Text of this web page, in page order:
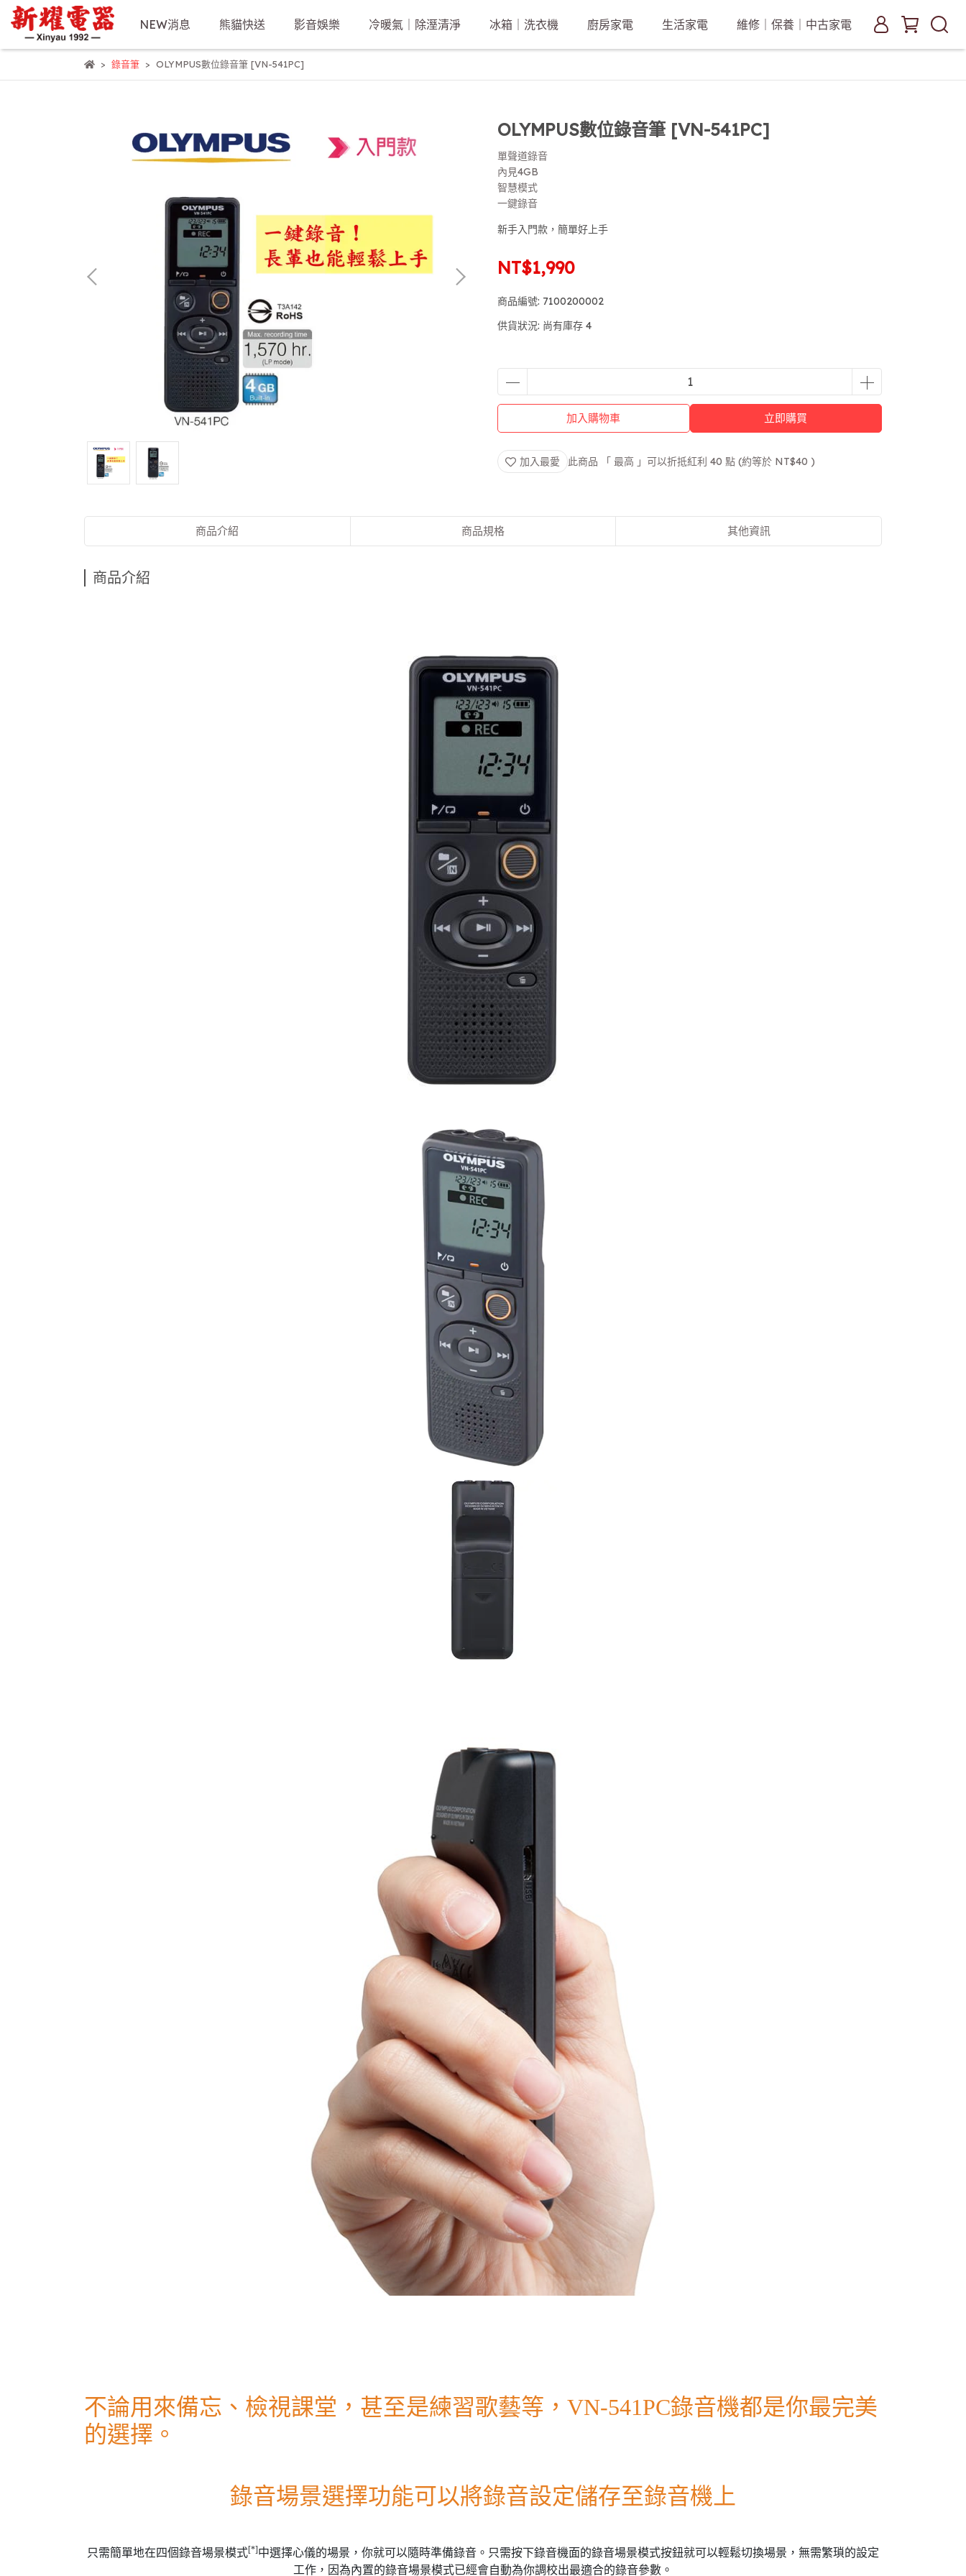
NEW消息 熊貓快送 影音娛樂 冷暖氣｜除溼清淨 冰箱｜洗衣機 廚房家電 生活家電 維修｜保養｜中古家電
錄音筆 OLYMPUS數位錄音筆 [VN-541PC]
OLYMPUS數位錄音筆 [VN-541PC]
單聲道錄音
內見4GB
智慧模式
一鍵錄音
新手入門款，簡單好上手
NT$1,990
商品編號: 7100200002
供貨狀況: 尚有庫存 4
加入購物車 立即購買
加入最愛 此商品 「 最高 」可以折抵紅利 40 點 (約等於 NT$40 )
商品介紹 商品規格 其他資訊
商品介紹
不論用來備忘、檢視課堂，甚至是練習歌藝等，VN-541PC錄音機都是你最完美
的選擇。
錄音場景選擇功能可以將錄音設定儲存至錄音機上
只需簡單地在四個錄音場景模式[*]中選擇心儀的場景，你就可以隨時準備錄音。只需按下錄音機面的錄音場景模式按鈕就可以輕鬆切換場景，無需繁瑣的設定
工作，因為內置的錄音場景模式已經會自動為你調校出最適合的錄音參數。